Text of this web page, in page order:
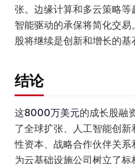
张。边缘计算和多云策略
智能驱动的承保将简化交
股将继续是创新和增长的基
结论
这8000万美元的成长股融
了全球扩张、人工智能创
性资本、战略合作伙伴关
为云基础设施公司树立了